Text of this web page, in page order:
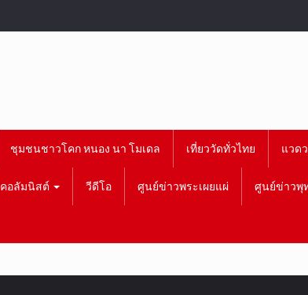
ชุมชนชาวโคก หนอง นา โมเดล เที่ยววัดทั่วไทย แวด
คอลัมนิสต์ วีดีโอ ศูนย์ข่าวพระเผยแผ่ ศูนย์ข่าวพุ